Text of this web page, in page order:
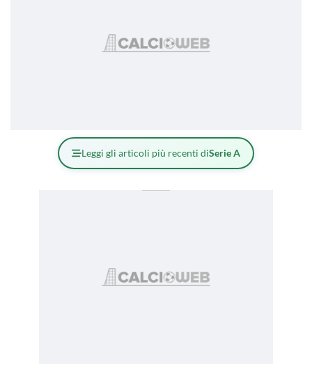
Leggi gli articoli più recenti diSerie A